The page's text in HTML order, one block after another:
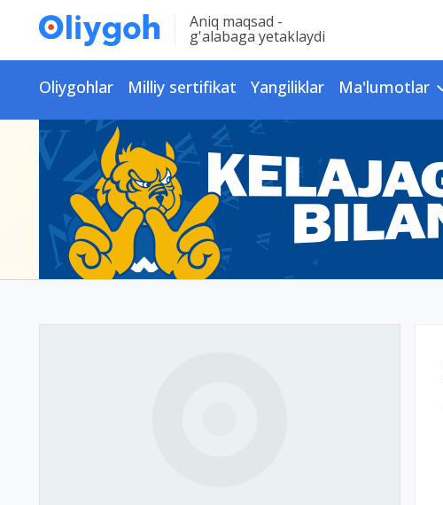
Aniq maqsad -
g'alabaga yetaklaydi
Oliygohlar Milliy sertifikat Yangiliklar Ma'lumotlar